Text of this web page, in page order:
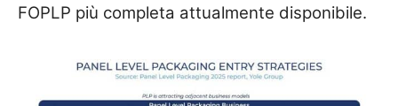
FOPLP più completa attualmente disponibile.